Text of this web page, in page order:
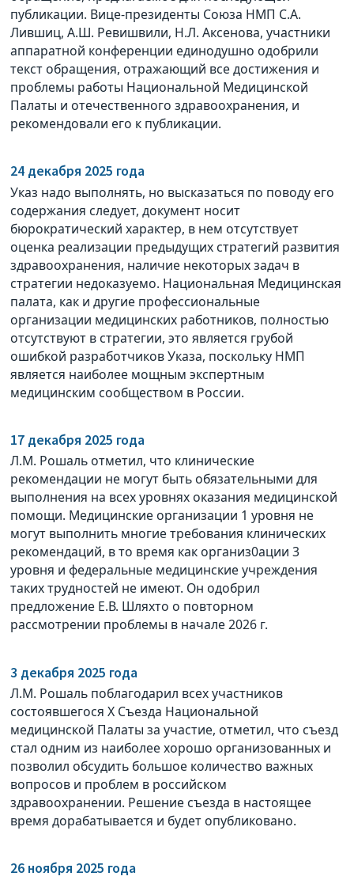
публикации. Вице-президенты Союза НМП С.А.
Лившиц, А.Ш. Ревишвили, Н.Л. Аксенова, участники
аппаратной конференции единодушно одобрили
текст обращения, отражающий все достижения и
проблемы работы Национальной Медицинской
Палаты и отечественного здравоохранения, и
рекомендовали его к публикации.
24 декабря 2025 года
Указ надо выполнять, но высказаться по поводу его
содержания следует, документ носит
бюрократический характер, в нем отсутствует
оценка реализации предыдущих стратегий развития
здравоохранения, наличие некоторых задач в
стратегии недоказуемо. Национальная Медицинская
палата, как и другие профессиональные
организации медицинских работников, полностью
отсутствуют в стратегии, это является грубой
ошибкой разработчиков Указа, поскольку НМП
является наиболее мощным экспертным
медицинским сообществом в России.
17 декабря 2025 года
Л.М. Рошаль отметил, что клинические
рекомендации не могут быть обязательными для
выполнения на всех уровнях оказания медицинской
помощи. Медицинские организации 1 уровня не
могут выполнить многие требования клинических
рекомендаций, в то время как организ0ации 3
уровня и федеральные медицинские учреждения
таких трудностей не имеют. Он одобрил
предложение Е.В. Шляхто о повторном
рассмотрении проблемы в начале 2026 г.
3 декабря 2025 года
Л.М. Рошаль поблагодарил всех участников
состоявшегося Х Съезда Национальной
медицинской Палаты за участие, отметил, что съезд
стал одним из наиболее хорошо организованных и
позволил обсудить большое количество важных
вопросов и проблем в российском
здравоохранении. Решение съезда в настоящее
время дорабатывается и будет опубликовано.
26 ноября 2025 года